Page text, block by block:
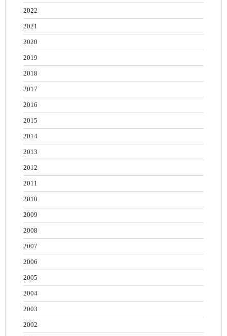
2022
2021
2020
2019
2018
2017
2016
2015
2014
2013
2012
2011
2010
2009
2008
2007
2006
2005
2004
2003
2002